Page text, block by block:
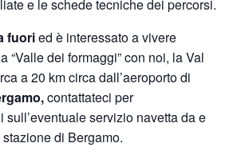
e le schede tecniche dei percorsi.
fuoried è interessato a vivere
“Valle dei formaggi” con noi, la Val
a 20 km circa dall’aeroporto di
contattateci per
servizio navetta da e
stazione di Bergamo.